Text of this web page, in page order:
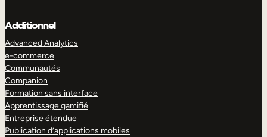
Additionnel
Advanced Analytics
e-commerce
Communautés
Companion
Formation sans interface
Apprentissage gamifié
Entreprise étendue
Publication d’applications mobiles